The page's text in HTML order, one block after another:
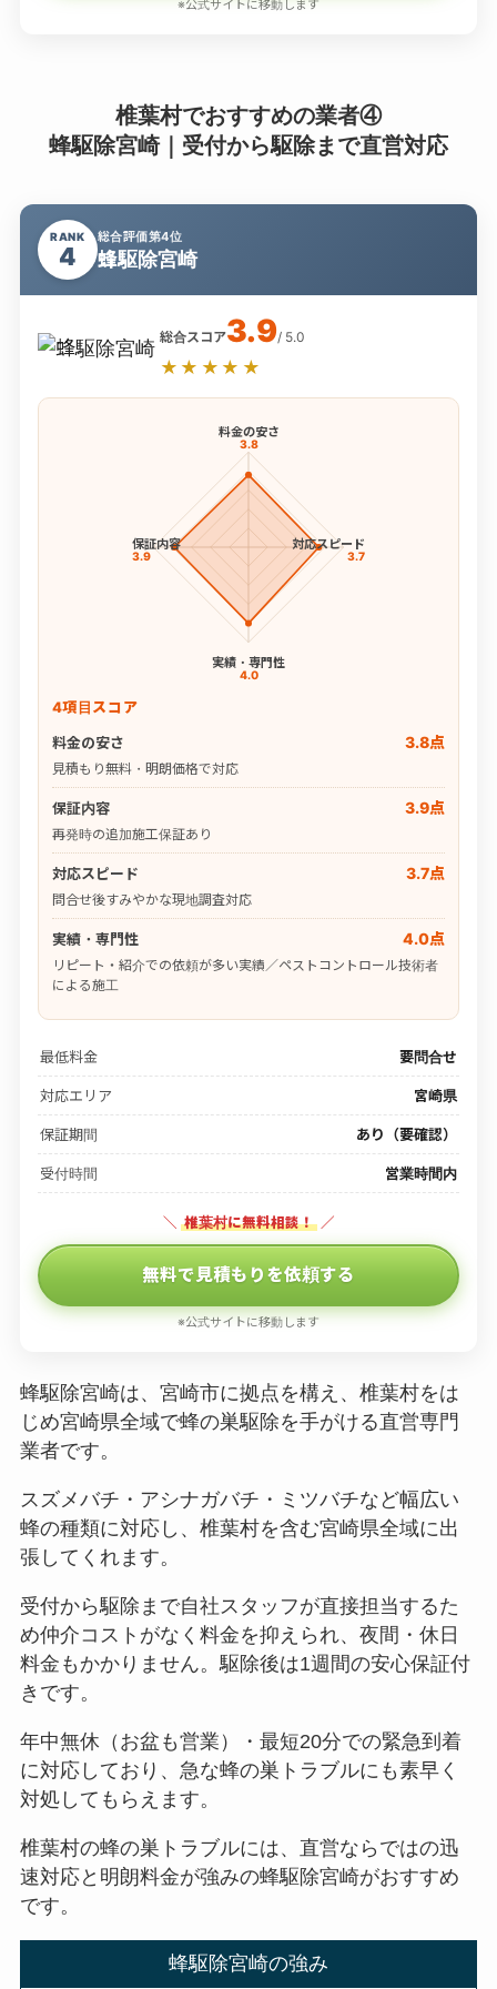
※公式サイトに移動します
椎葉村でおすすめの業者④
蜂駆除宮崎｜受付から駆除まで直営対応
RANK
4
総合評価第4位
蜂駆除宮崎
総合スコア3.9/ 5.0
★★★★★
料金の安さ
3.8
対応スピード
3.7
実績・専門性
4.0
保証内容
3.9
4項目スコア
料金の安さ
3.8点
見積もり無料・明朗価格で対応
保証内容 3.9点
再発時の追加施工保証あり
対応スピード 3.7点
問合せ後すみやかな現地調査対応
実績・専門性 4.0点
リピート・紹介での依頼が多い実績／ペストコントロール技術者
による施工
最低料金 要問合せ
対応エリア 宮崎県
保証期間 あり（要確認）
受付時間 営業時間内
＼ 椎葉村に無料相談！ ／
無料で見積もりを依頼する
※公式サイトに移動します
蜂駆除宮崎は、宮崎市に拠点を構え、椎葉村をは
じめ宮崎県全域で蜂の巣駆除を手がける直営専門
業者です。
スズメバチ・アシナガバチ・ミツバチなど幅広い
蜂の種類に対応し、椎葉村を含む宮崎県全域に出
張してくれます。
受付から駆除まで自社スタッフが直接担当するた
め仲介コストがなく料金を抑えられ、夜間・休日
料金もかかりません。駆除後は1週間の安心保証付
きです。
年中無休（お盆も営業）・最短20分での緊急到着
に対応しており、急な蜂の巣トラブルにも素早く
対処してもらえます。
椎葉村の蜂の巣トラブルには、直営ならではの迅
速対応と明朗料金が強みの蜂駆除宮崎がおすすめ
です。
蜂駆除宮崎の強み